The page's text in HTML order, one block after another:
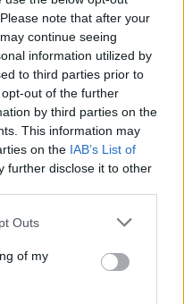
note that after your
continue seeing
information utilized by
to third parties prior to
out of the further
by third parties on the
This information may
on the IAB’s List of
further disclose it to other
one or more Google
You may click to
its third-party tags to
in below Google
Outs
of my
να
βρέθηκε ότι
κατασκευασθεί
900 φορές